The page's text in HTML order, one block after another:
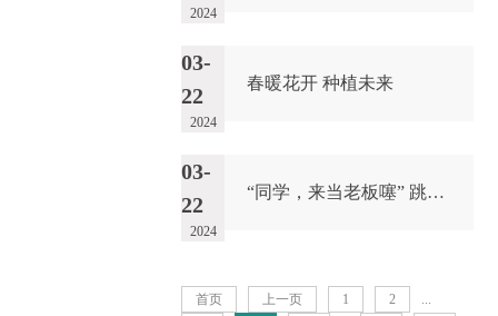
2024
03-
22
2024
春暖花开 种植未来
03-
22
2024
“同学，来当老板噻” 跳蚤市场活动
首页 上一页 1 2